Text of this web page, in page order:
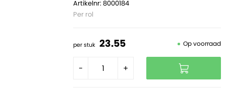
Artikelnr: 8000184
Per rol
per stuk 23.55 Op voorraad
- +